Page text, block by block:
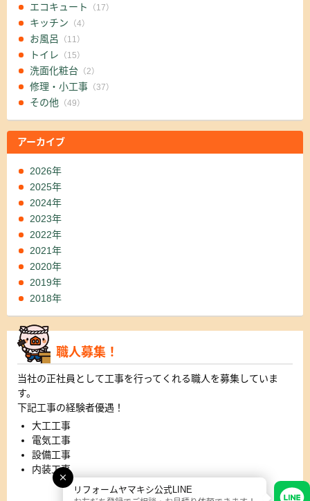
エコキュート （17）
キッチン （4）
お風呂 （11）
トイレ （15）
洗面化粧台（2）
修理・小工事（37）
その他 （49）
アーカイブ
2026年
2025年
2024年
2023年
2022年
2021年
2020年
2019年
2018年
職人募集！
当社の正社員として工事を行ってくれる職人を募集していま
す。
下記工事の経験者優遇！
大工工事
電気工事
設備工事
内装工事
詳細はこちら
リフォームヤマキシ公式LINE